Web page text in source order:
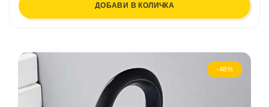
ДОБАВИ В КОЛИЧКА
-48%